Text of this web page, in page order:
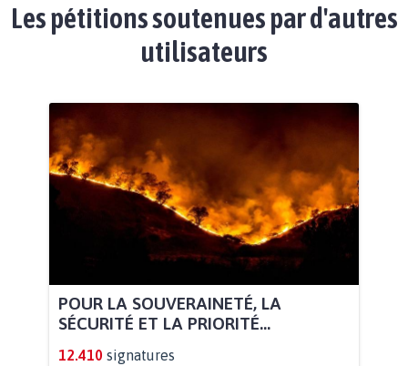
Les pétitions soutenues par d'autres
utilisateurs
POUR LA SOUVERAINETÉ, LA
SÉCURITÉ ET LA PRIORITÉ...
12.410 signatures